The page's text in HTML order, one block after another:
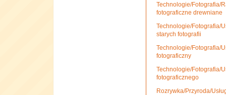
Technologie/Fotografia/
fotograficzne drewniane
Technologie/Fotografia/
starych fotografii
Technologie/Fotografia/
fotograficzny
Technologie/Fotografia/
fotograficznego
Rozrywka/Przyroda/